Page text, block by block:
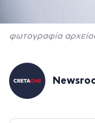
φωτογραφία